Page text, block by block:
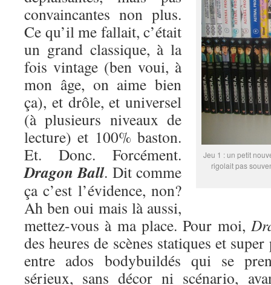
Jeu 1 : un petit
rigolait pas
convaincantes non plus.
Ce qu’il me fallait, c’était
un grand classique, à la
fois vintage (ben voui, à
mon âge, on aime bien
ça), et drôle, et universel
(à plusieurs niveaux de
lecture) et 100% baston.
Et. Donc. Forcément.
Dragon Ball. Dit comme
ça c’est l’évidence, non?
Ah ben oui mais là aussi,
mettez-vous à ma place. Pour moi,
des heures de scènes statiques et
entre ados bodybuildés qui se
sérieux, sans décor ni scénario,